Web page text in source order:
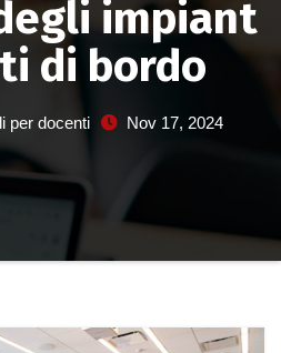
impiant
di bordo
per docenti Nov 17, 2024